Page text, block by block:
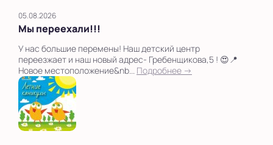
05.08.2026
Мы переехали!!!
У нас большие перемены! Наш детский центр
переезжает и наш новый адрес- Гребенщикова,5 ! 😍📍
Новое местоположение&nb... Подробнее →